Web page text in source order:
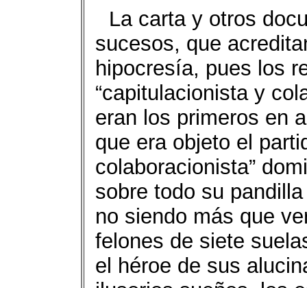
La carta y otros
sucesos, que
hipocresía, pues los
“capitulacionista y
eran los primeros en
que era objeto el
colaboracionista”
sobre todo su
no siendo más que
felones de siete
el héroe de sus